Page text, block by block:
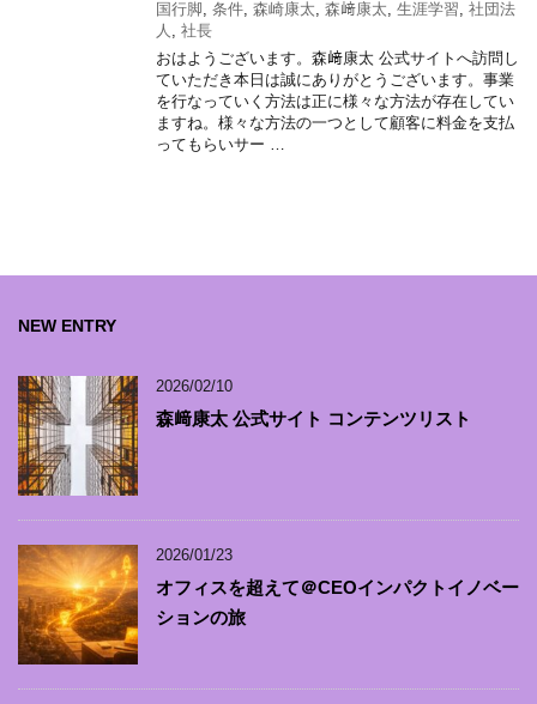
国行脚 条件 森崎康太 森﨑康太 生涯学習 社団法
人
社長
おはようございます。森﨑康太 公式サイトへ訪問し
ていただき本日は誠にありがとうございます。事業
を行なっていく方法は正に様々な方法が存在してい
ますね。様々な方法の一つとして顧客に料金を支払
ってもらいサー …
NEW ENTRY
2026/02/10
森﨑康太 公式サイト コンテンツリスト
2026/01/23
オフィスを超えて＠CEOインパクトイノベー
ションの旅